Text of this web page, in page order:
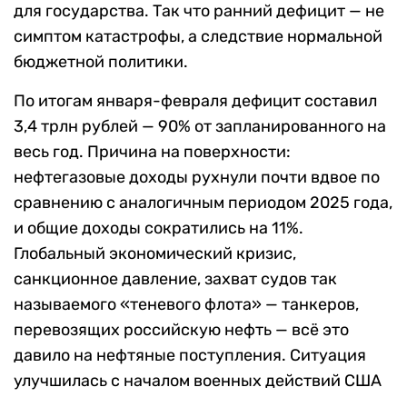
для государства. Так что ранний дефицит — не
симптом катастрофы, а следствие нормальной
бюджетной политики.
По итогам января-февраля дефицит составил
3,4 трлн рублей — 90% от запланированного на
весь год. Причина на поверхности:
нефтегазовые доходы рухнули почти вдвое по
сравнению с аналогичным периодом 2025 года,
и общие доходы сократились на 11%.
Глобальный экономический кризис,
санкционное давление, захват судов так
называемого «теневого флота» — танкеров,
перевозящих российскую нефть — всё это
давило на нефтяные поступления. Ситуация
улучшилась с началом военных действий США